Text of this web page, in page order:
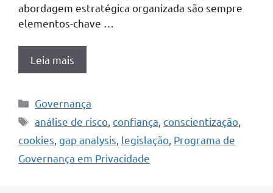
abordagem estratégica organizada são sempre
elementos-chave …
Leia mais
Categorias
Governança
Tags
análise de risco ,confiança ,conscientização
cookies gap analysis legislação Programa de
Governança em Privacidade